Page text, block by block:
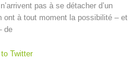
pas à se détacher d’un
ont à tout moment la possibilité – et
de